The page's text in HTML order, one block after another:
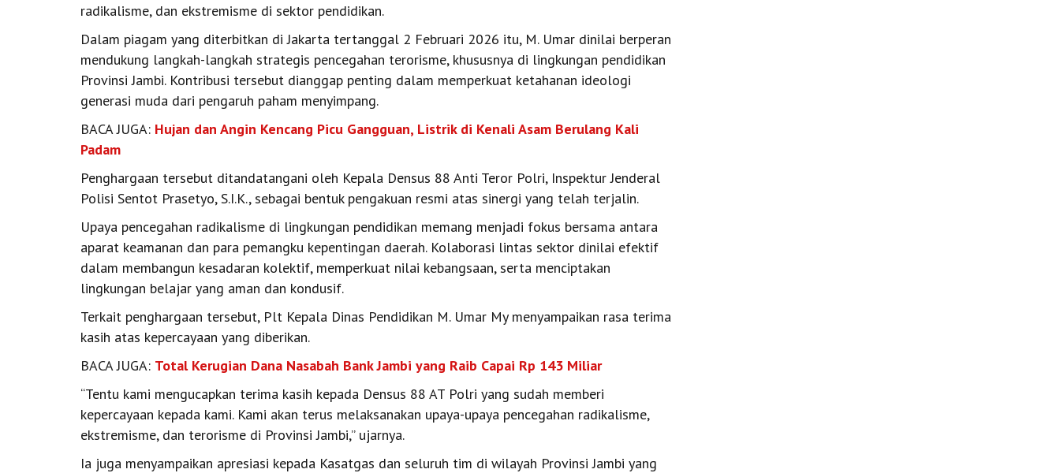
radikalisme, dan ekstremisme di sektor pendidikan.
Dalam piagam yang diterbitkan di Jakarta tertanggal 2 Februari 2026 itu, M. Umar dinilai berperan
mendukung langkah-langkah strategis pencegahan terorisme, khususnya di lingkungan pendidikan
Provinsi Jambi. Kontribusi tersebut dianggap penting dalam memperkuat ketahanan ideologi
generasi muda dari pengaruh paham menyimpang.
BACA JUGA: Hujan dan Angin Kencang Picu Gangguan, Listrik di Kenali Asam Berulang Kali
Padam
Penghargaan tersebut ditandatangani oleh Kepala Densus 88 Anti Teror Polri, Inspektur Jenderal
Polisi Sentot Prasetyo, S.I.K., sebagai bentuk pengakuan resmi atas sinergi yang telah terjalin.
Upaya pencegahan radikalisme di lingkungan pendidikan memang menjadi fokus bersama antara
aparat keamanan dan para pemangku kepentingan daerah. Kolaborasi lintas sektor dinilai efektif
dalam membangun kesadaran kolektif, memperkuat nilai kebangsaan, serta menciptakan
lingkungan belajar yang aman dan kondusif.
Terkait penghargaan tersebut, Plt Kepala Dinas Pendidikan M. Umar My menyampaikan rasa terima
kasih atas kepercayaan yang diberikan.
BACA JUGA: Total Kerugian Dana Nasabah Bank Jambi yang Raib Capai Rp 143 Miliar
“Tentu kami mengucapkan terima kasih kepada Densus 88 AT Polri yang sudah memberi
kepercayaan kepada kami. Kami akan terus melaksanakan upaya-upaya pencegahan radikalisme,
ekstremisme, dan terorisme di Provinsi Jambi,” ujarnya.
Ia juga menyampaikan apresiasi kepada Kasatgas dan seluruh tim di wilayah Provinsi Jambi yang